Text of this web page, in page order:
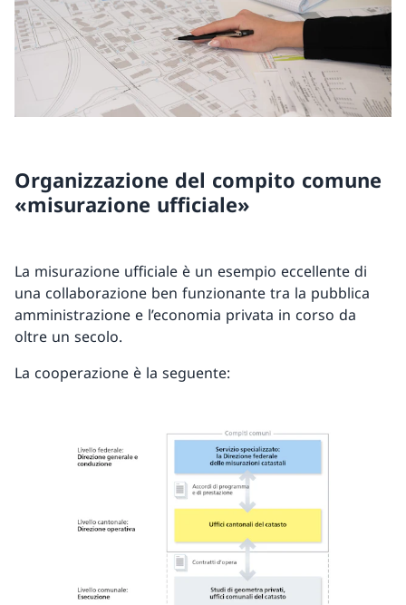
Organizzazione del compito comune
«misurazione ufficiale»
La misurazione ufficiale è un esempio eccellente di
una collaborazione ben funzionante tra la pubblica
amministrazione e l’economia privata in corso da
oltre un secolo.
La cooperazione è la seguente: